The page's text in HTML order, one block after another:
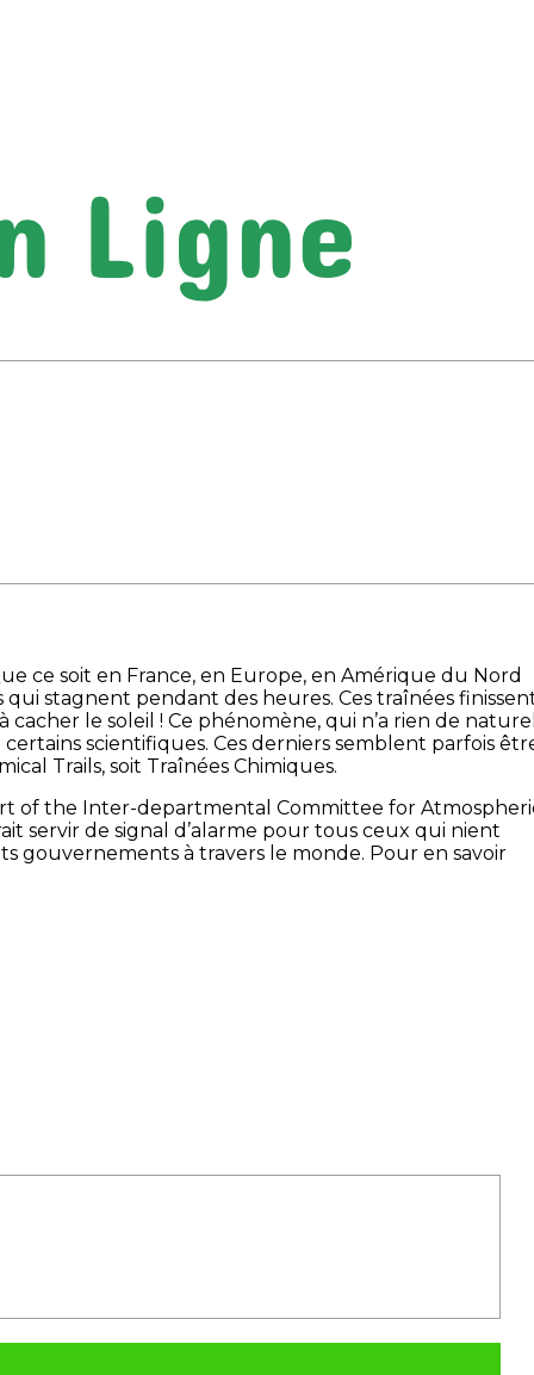
ce soit en France, en Europe, en Amérique du Nord
stagnent pendant des heures. Ces traînées
le soleil ! Ce phénomène, qui n’a rien de
scientifiques. Ces derniers semblent parfois
Trails, soit Traînées Chimiques.
of the Inter-departmental Committee for
servir de signal d’alarme pour tous ceux qui nient
gouvernements à travers le monde. Pour en savoir